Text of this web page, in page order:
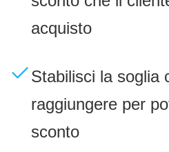
acquisto
Stabilisci la soglia
raggiungere per
sconto